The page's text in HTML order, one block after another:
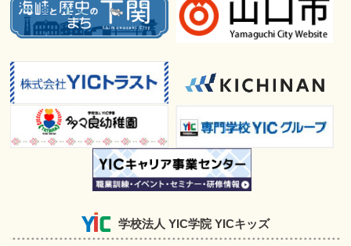
学校法人 YIC学院 YICキッズ